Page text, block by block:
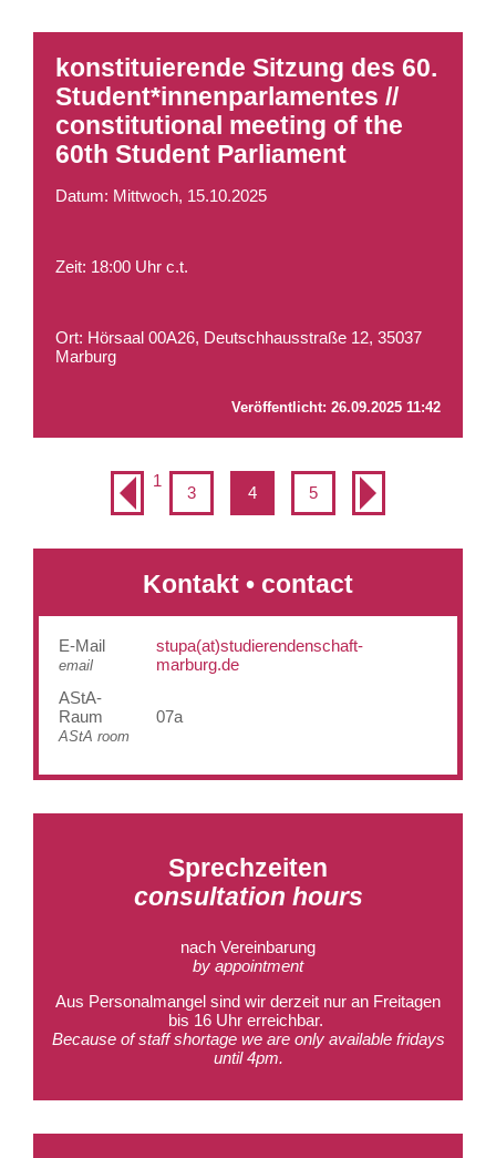
konstituierende Sitzung des 60.
Student*innenparlamentes //
constitutional meeting of the
60th Student Parliament
Datum: Mittwoch, 15.10.2025
Zeit: 18:00 Uhr c.t.
Ort: Hörsaal 00A26, Deutschhausstraße 12, 35037
Marburg
Veröffentlicht:26.09.2025 11:42
1
3 4 5
Kontakt • contact
E-Mail
email
stupa(at)studierendenschaft-
marburg.de
AStA-
Raum
AStA room
07a
Sprechzeiten
consultation hours
nach Vereinbarung
by appointment
Aus Personalmangel sind wir derzeit nur an Freitagen
bis 16 Uhr erreichbar.
Because of staff shortage we are only available fridays
until 4pm.